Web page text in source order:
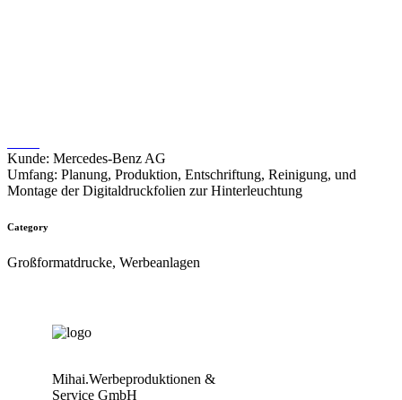
Kunde: Mercedes-Benz AG
Umfang: Planung, Produktion, Entschriftung, Reinigung, und
Montage der Digitaldruckfolien zur Hinterleuchtung
Category
Großformatdrucke, Werbeanlagen
Mihai.Werbeproduktionen &
Service GmbH